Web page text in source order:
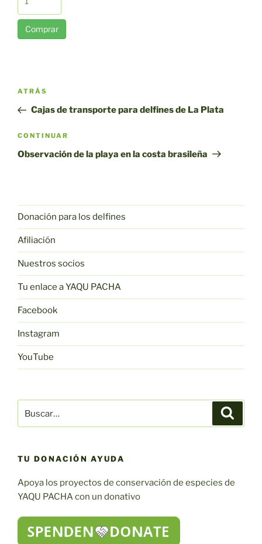
Comprar
Navegación
entradas
Entrada
anterior
ATRÁS
Cajas de transporte para delfines de La Plata
Siguiente
entrada
CONTINUAR
Observación de la playa en la costa brasileña
Donación para los delfines
Afiliación
Nuestros socios
Tu enlace a YAQU PACHA
Facebook
Instagram
YouTube
TU DONACIÓN AYUDA
Apoya los proyectos de conservación de especies de
YAQU PACHA con un donativo